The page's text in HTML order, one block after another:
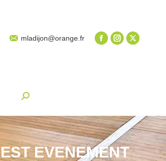
mladijon@orange.fr
Recherche
EST EVENEMENT